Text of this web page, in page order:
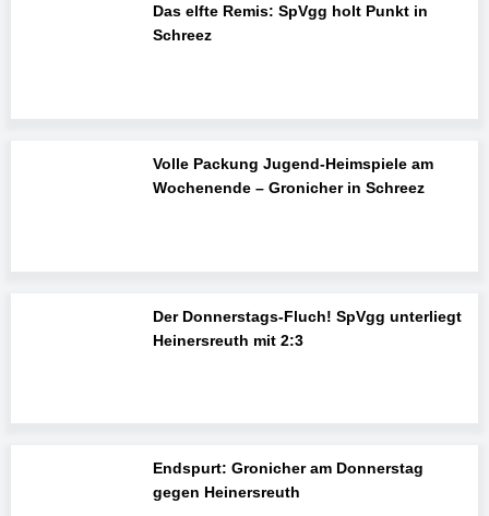
Das elfte Remis: SpVgg holt Punkt in
Schreez
Volle Packung Jugend-Heimspiele am
Wochenende – Gronicher in Schreez
Der Donnerstags-Fluch! SpVgg unterliegt
Heinersreuth mit 2:3
Endspurt: Gronicher am Donnerstag
gegen Heinersreuth